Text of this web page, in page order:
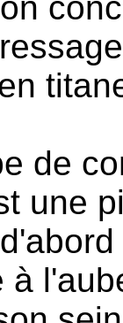
de
une
à